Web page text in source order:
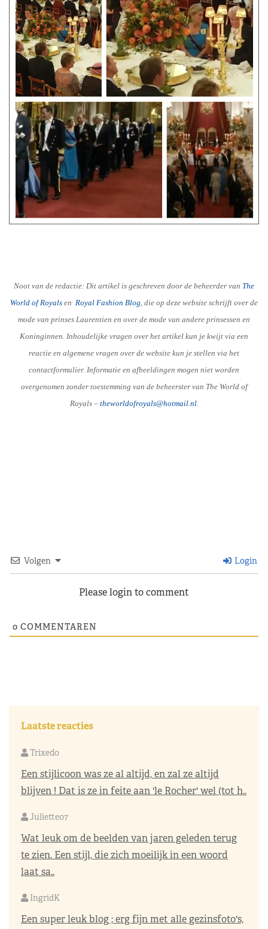
Noot van de redactie: Dit artikel is geschreven door de beheerder van The
World of Royals en Royal Fashion Blog, die op deze website schrijft over de
mode van prinses Laurentien en over de mode van andere prinsessen en
Koninginnen. Inhoudelijke vragen over het artikel kun je kwijt via een
reactie en algemene vragen over de website kun je stellen via het
contactformulier. Informatie en afbeeldingen mogen niet worden
overgenomen zonder toestemming van de beheerster van The World of
Royals – theworldofroyals@hotmail.nl.
Volgen Login
Please login to comment
0 COMMENTAREN
Laatste reacties
Trixedo
Een stijlicoon was ze al altijd, en zal ze altijd
blijven ! Dat is ze in feite aan 'le Rocher' wel (tot h..
Juliette07
Wat leuk om de beelden van jaren geleden terug
te zien. Een stijl, die zich moeilijk in een woord
laat sa..
IngridK
Een super leuk blog ; erg fijn met alle gezinsfoto's,